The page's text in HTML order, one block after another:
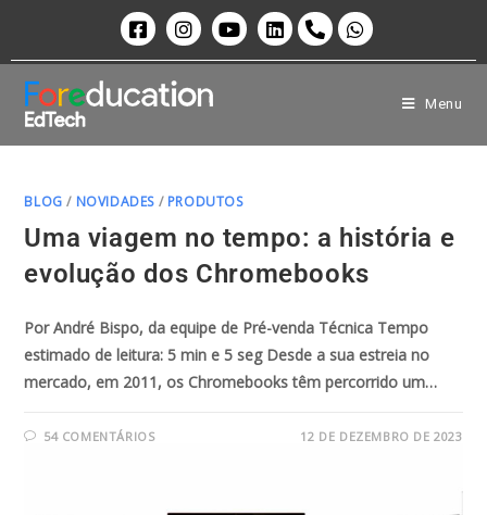
Menu
BLOG / NOVIDADES / PRODUTOS
Uma viagem no tempo: a história e
evolução dos Chromebooks
Por André Bispo, da equipe de Pré-venda Técnica Tempo
estimado de leitura: 5 min e 5 seg Desde a sua estreia no
mercado, em 2011, os Chromebooks têm percorrido um…
54 COMENTÁRIOS 12 DE DEZEMBRO DE 2023